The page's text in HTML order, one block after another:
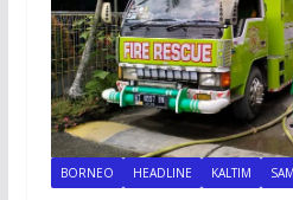
BORNEO HEADLINE KALTIM